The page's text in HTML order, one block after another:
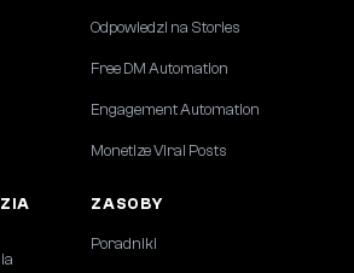
Odpowiedzi na Stories
Free DM Automation
Engagement Automation
Monetize Viral Posts
ZASOBY
Poradniki